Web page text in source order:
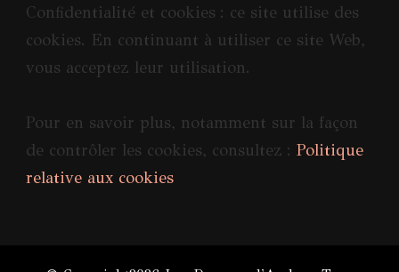
Confidentialité et cookies : ce site utilise des
cookies. En continuant à utiliser ce site Web,
vous acceptez leur utilisation.
Pour en savoir plus, notamment sur la façon
de contrôler les cookies, consultez : Politique
relative aux cookies